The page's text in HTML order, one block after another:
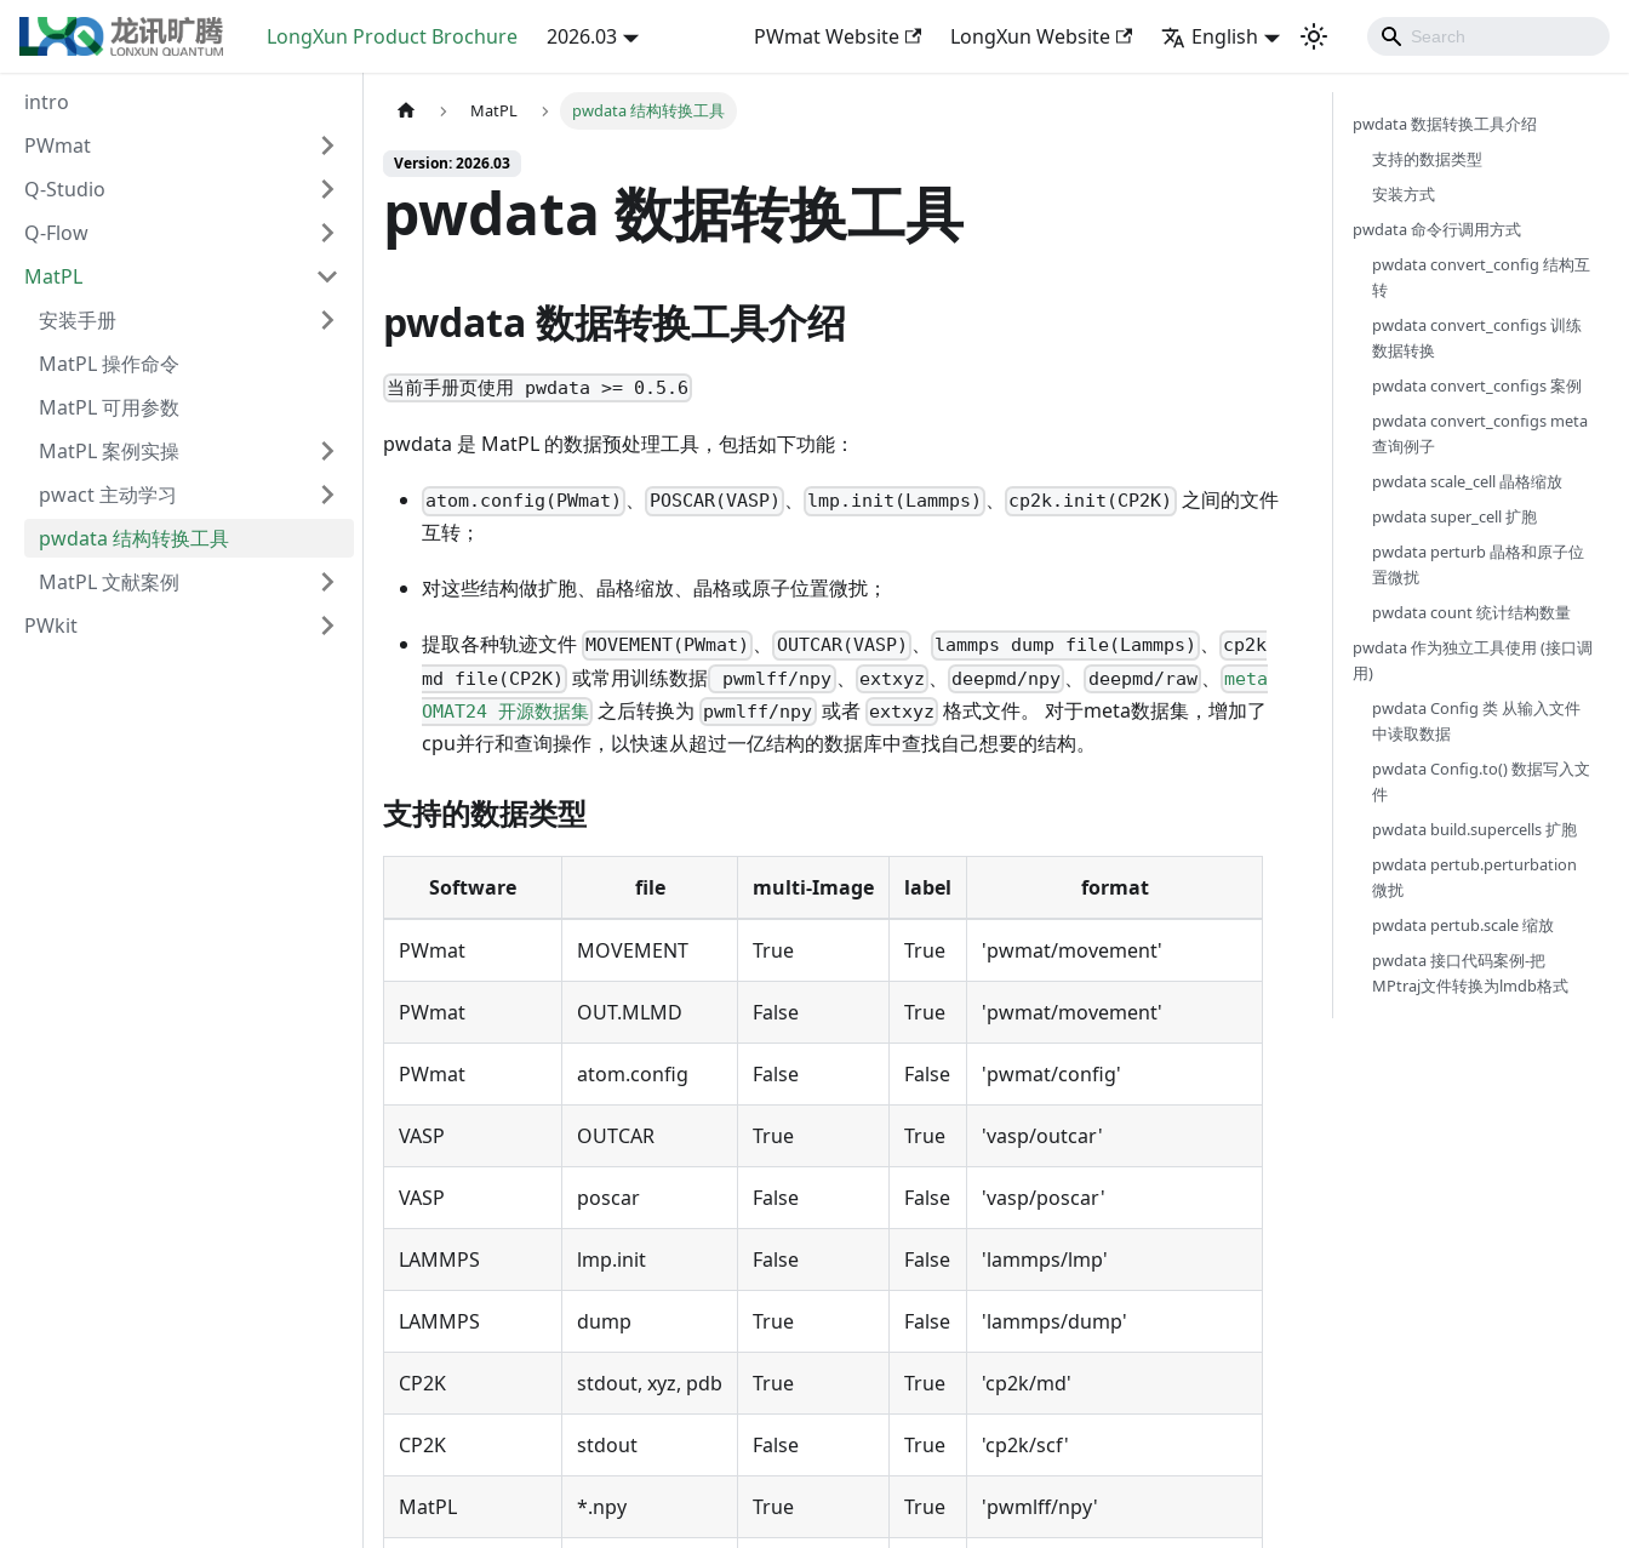
LongXun Product Brochure 2026.03 PWmat Website LongXun Website English
intro
PWmat
Q-Studio
Q-Flow
MatPL
安装手册
MatPL 操作命令
MatPL 可用参数
MatPL 案例实操
pwact 主动学习
pwdata 结构转换工具
MatPL 文献案例
PWkit
MatPL pwdata 结构转换工具
Version: 2026.03
pwdata 数据转换工具
pwdata 数据转换工具介绍
当前手册页使用 pwdata >= 0.5.6
pwdata 是 MatPL 的数据预处理工具，包括如下功能：
atom.config(PWmat) 、 POSCAR(VASP) 、 lmp.init(Lammps) 、 cp2k.init(CP2K) 之间的文件
互转；
对这些结构做扩胞、晶格缩放、晶格或原子位置微扰；
提取各种轨迹文件 MOVEMENT(PWmat) 、 OUTCAR(VASP) 、 lammps dump file(Lammps) 、 cp2k
md file(CP2K) 或常用训练数据 pwmlff/npy、 extxyz 、 deepmd/npy 、 deepmd/raw、
meta
OMAT24 开源数据集 之后转换为 pwmlff/npy或者 extxyz 格式文件。 对于meta数据集，增加了
cpu并行和查询操作，以快速从超过一亿结构的数据库中查找自己想要的结构。
支持的数据类型
Software file multi-Image label format
PWmat MOVEMENT True True 'pwmat/movement'
PWmat OUT.MLMD False True 'pwmat/movement'
PWmat atom.config False False 'pwmat/config'
VASP OUTCAR True True 'vasp/outcar'
VASP poscar False False 'vasp/poscar'
LAMMPS lmp.init False False 'lammps/lmp'
LAMMPS dump True False 'lammps/dump'
CP2K stdout, xyz, pdb True True 'cp2k/md'
CP2K stdout False True 'cp2k/scf'
MatPL *.npy True True 'pwmlff/npy'
pwdata 数据转换工具介绍
支持的数据类型
安装方式
pwdata 命令行调用方式
pwdata convert_config 结构互
转
pwdata convert_configs 训练
数据转换
pwdata convert_configs 案例
pwdata convert_configs meta
查询例子
pwdata scale_cell 晶格缩放
pwdata super_cell 扩胞
pwdata perturb 晶格和原子位
置微扰
pwdata count 统计结构数量
pwdata 作为独立工具使用 (接口调
用)
pwdata Config 类 从输入文件
中读取数据
pwdata Config.to() 数据写入文
件
pwdata build.supercells 扩胞
pwdata pertub.perturbation
微扰
pwdata pertub.scale 缩放
pwdata 接口代码案例-把
MPtraj文件转换为lmdb格式